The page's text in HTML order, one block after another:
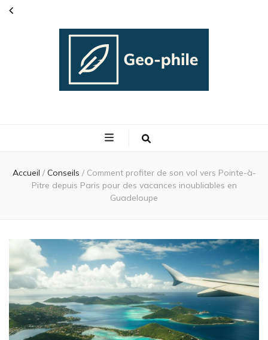
Accueil / Conseils / Comment profiter de son vol vers Pointe-à-
Pitre depuis Paris pour des vacances inoubliables en
Guadeloupe